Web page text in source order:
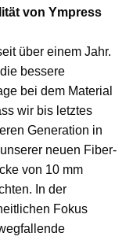
von Ympress
über einem Jahr.
bessere
bei dem Material
wir bis letztes
Generation in
neuen Fiber-
von 10 mm
In der
Fokus